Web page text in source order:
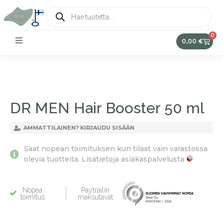
0,00 €
0
DR MEN Hair Booster 50 ml
AMMATTILAINEN? KIRJAUDU SISÄÄN
Saat nopean toimituksen kun tilaat vain varastossa
olevia tuotteita. Lisätietoja asiakaspalvelusta
Nopea
toimitus
Paytrailin
maksutavat